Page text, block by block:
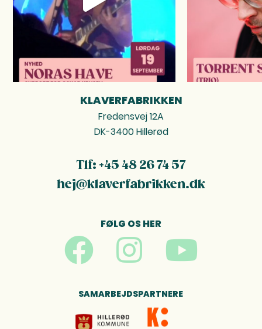
KLAVERFABRIKKEN
Fredensvej 12A
DK-3400 Hillerød
Tlf: +45 48 26 74 57
hej@klaverfabrikken.dk
FØLG OS HER
SAMARBEJDSPARTNERE